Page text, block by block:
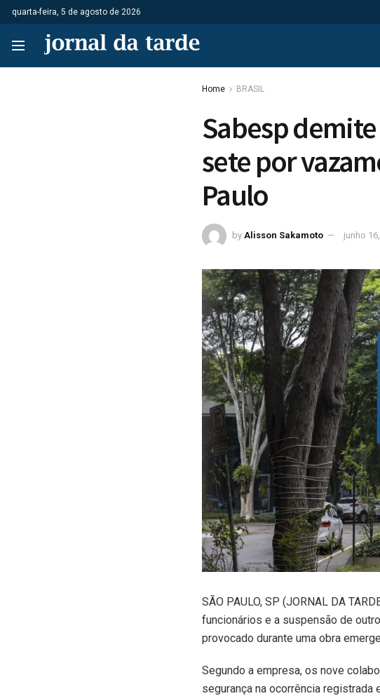
quarta-feira, 5 de agosto de 2026
Home BRASIL
Sabesp
sete por
Paulo
by Alisson Sakamoto junho
SÃO PAULO, SP (JORNAL DA
funcionários e a suspensão de
provocado durante uma obra
Segundo a empresa, os nove
segurança na ocorrência registrada